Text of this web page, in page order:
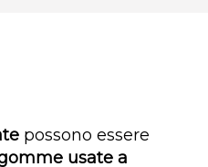
possono essere
usate a